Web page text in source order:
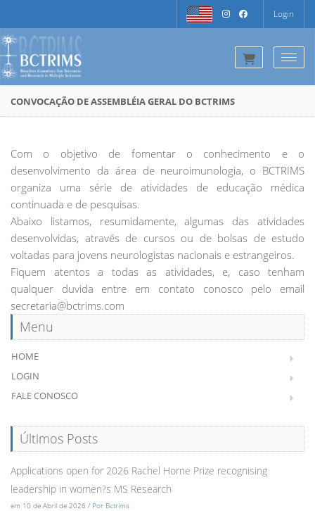
Login
CONVOCAÇÃO DE ASSEMBLÉIA GERAL DO BCTRIMS
Com o objetivo de fomentar o conhecimento e o
desenvolvimento da área de neuroimunologia, o BCTRIMS
organiza uma série de atividades de educação médica
continuada e de pesquisas.
Abaixo listamos, resumidamente, algumas das atividades
desenvolvidas, através de cursos ou de bolsas de estudo
voltadas para jovens neurologistas nacionais e estrangeiros.
Fiquem atentos a todas as atividades, e, caso tenham
qualquer duvida entre em contato conosco pelo email
secretaria@bctrims.com
Menu
HOME
LOGIN
FALE CONOSCO
Últimos Posts
Applications open for 2026 Rachel Horne Prize recognising
leadership in women?s MS Research
em 10 de Abril de 2026 / Por Bctrims